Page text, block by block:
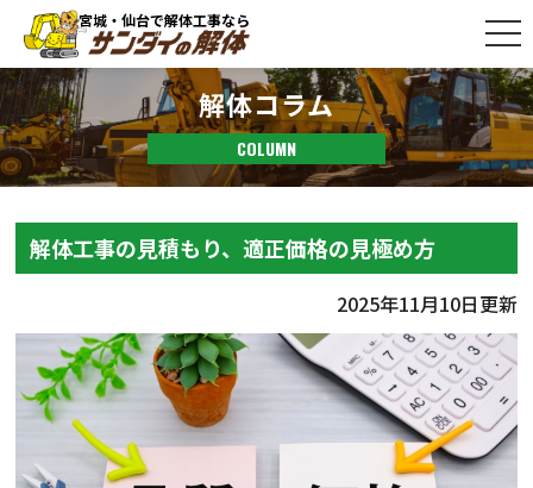
宮城・仙台で解体工事なら
解体コラム
COLUMN
解体工事の見積もり、適正価格の見極め方
2025年11月10日更新